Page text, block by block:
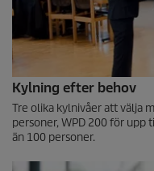
Kylning efter behov
Tre olika kylnivåer att välja
personer, WPD 200 för upp
än 100 personer.